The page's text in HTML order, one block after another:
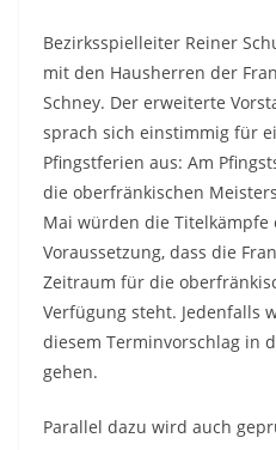
Bezirksspielleiter Reiner
mit den Hausherren der
Schney. Der erweiterte
sprach sich einstimmig für
Pfingstferien aus: Am
die oberfränkischen
Mai würden die
Voraussetzung, dass die
Zeitraum für die
Verfügung steht. Jedenfalls
diesem Terminvorschlag in
gehen.
Parallel dazu wird auch